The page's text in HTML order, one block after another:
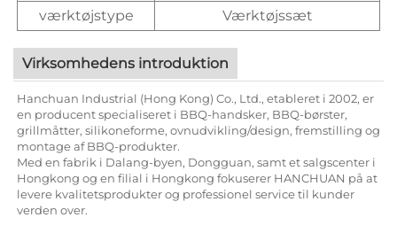
værktøjstype
Værktøjssæt
Virksomhedens introduktion
Hanchuan Industrial (Hong Kong) Co., Ltd., etableret i 2002, er
en producent specialiseret i BBQ-handsker, BBQ-børster,
grillmåtter, silikoneforme, ovnudvikling/design, fremstilling og
montage af BBQ-produkter.
Med en fabrik i Dalang-byen, Dongguan, samt et salgscenter i
Hongkong og en filial i Hongkong fokuserer HANCHUAN på at
levere kvalitetsprodukter og professionel service til kunder
verden over.